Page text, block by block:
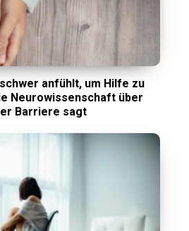
anfühlt, um Hilfe zu
Neurowissenschaft über
Barriere sagt